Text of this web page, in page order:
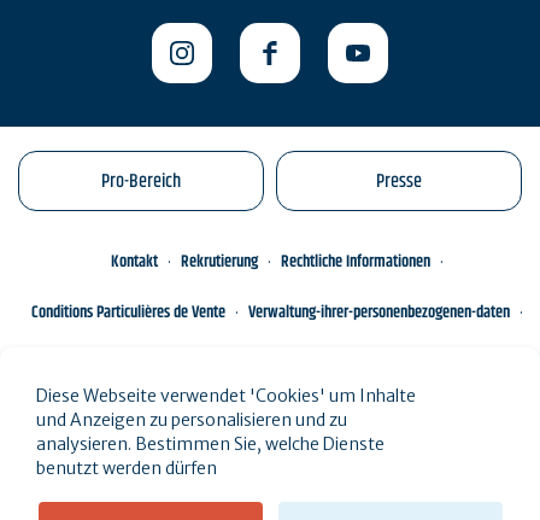
Pro-Bereich Presse
Kontakt Rekrutierung
Rechtliche Informationen
Conditions Particulières de Vente
Verwaltung-ihrer-personenbezogenen-daten
Diese Webseite verwendet 'Cookies' um Inhalte
und Anzeigen zu personalisieren und zu
analysieren. Bestimmen Sie, welche Dienste
benutzt werden dürfen